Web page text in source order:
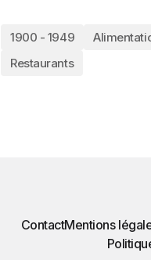
1900 - 1949
Restaurants
ContactMentions